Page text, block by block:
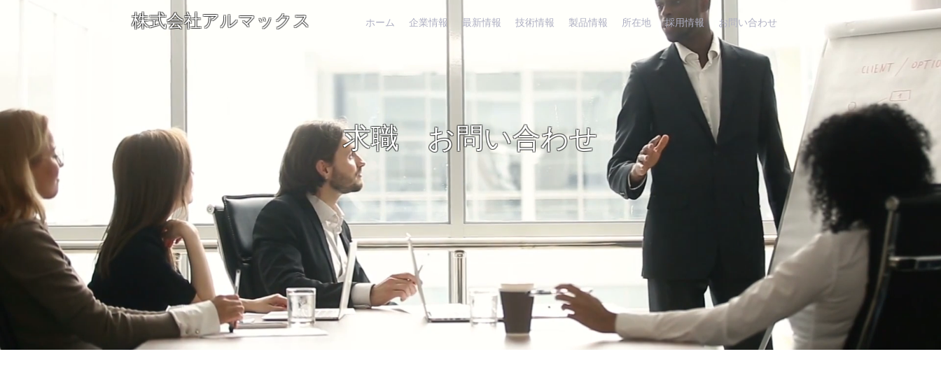
株式会社アルマックス ホーム 企業情報 最新情報 技術情報 製品情報 所在地 採用情報 お問い合わせ
求職 お問い合わせ